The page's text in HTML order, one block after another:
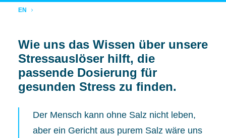
EN
Wie uns das Wissen über unsere
Stressauslöser hilft, die
passende Dosierung für
gesunden Stress zu finden.
Der Mensch kann ohne Salz nicht leben,
aber ein Gericht aus purem Salz wäre uns